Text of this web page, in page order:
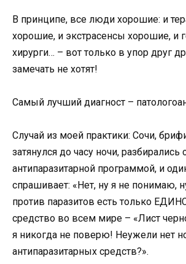
В принципе, все люди хорошие: и
хорошие, и экстрасенсы хорошие, и
хирурги… – вот только в упор друг
замечать не хотят!
Самый лучший диагност –
Случай из моей практики: Сочи,
затянулся до часу ночи, разбирались
антипаразитарной программой, и
спрашивает: «Нет, ну я не понимаю,
против паразитов есть только
средство во всем мире – «Лист
я никогда не поверю! Неужели нет
антипаразитарных средств?».